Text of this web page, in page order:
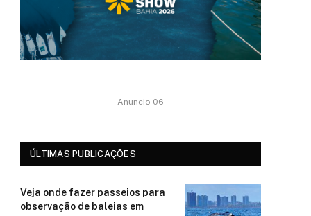
Anuncio 06
ÚLTIMAS PUBLICAÇÕES
Veja onde fazer passeios para
observação de baleias em